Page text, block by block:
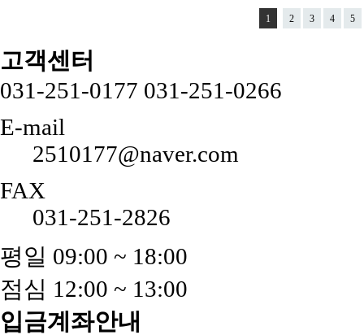
1 2 3 4 5
고객센터
031-251-0177 031-251-0266
E-mail
2510177@naver.com
FAX
031-251-2826
평일 09:00 ~ 18:00
점심 12:00 ~ 13:00
입금계좌안내